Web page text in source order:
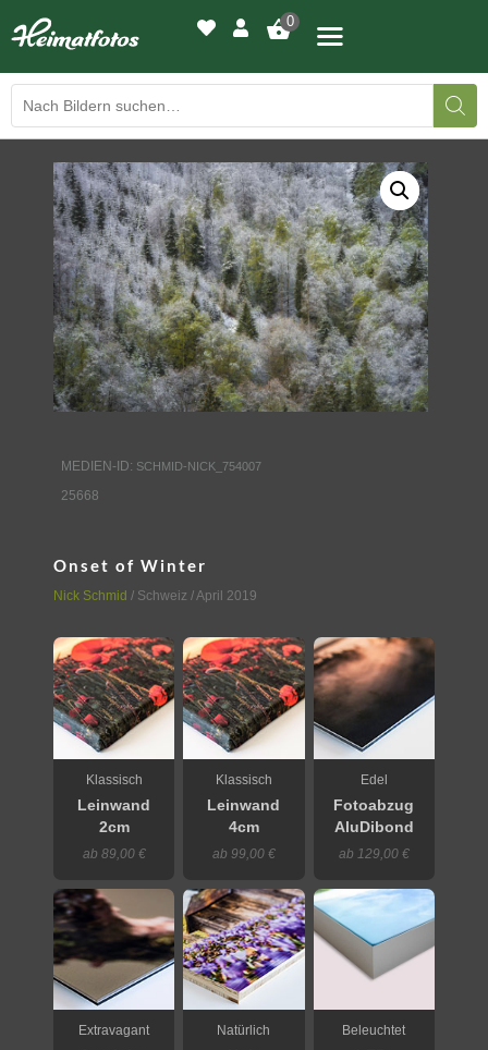
0
BILDERGALERIE
DRUCKQUALITÄTEN
LED-LEUCHTBILDER
WIR DRUCKEN IHR BILD
AUSSTELLUNGEN
KONTAKT
MEDIEN-ID: SCHMID-NICK_754007
25668
Onset of Winter
Nick Schmid / Schweiz / April 2019
Klassisch
Leinwand
2cm
ab 89,00 €
Klassisch
Leinwand
4cm
ab 99,00 €
Edel
Fotoabzug
AluDibond
ab 129,00 €
Extravagant Natürlich Beleuchtet